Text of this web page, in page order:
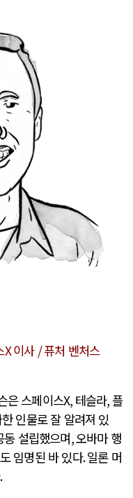
X이사 /퓨처 벤처스
은 스페이스X, 테슬라,플
인물로 잘 알려져 있
설립했으며,오바마 행
임명된 바 있다.일론 머
.